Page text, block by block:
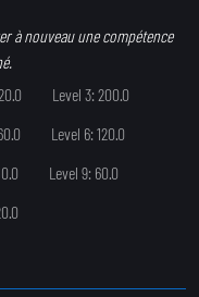
à nouveau une compétence
Level 3: 200.0
Level 6: 120.0
Level 9: 60.0